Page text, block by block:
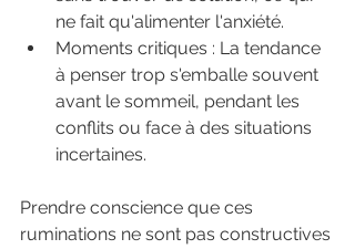
ne fait qu'alimenter l'anxiété.
Moments critiques : La tendance
à penser trop s'emballe souvent
avant le sommeil, pendant les
conflits ou face à des situations
incertaines.
Prendre conscience que ces
ruminations ne sont pas constructives